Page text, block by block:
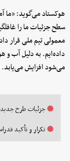
هوکستاد می‌گوید: «ما
سطح جزئیات ما را
معمولی تیم ملی قرار
داده‌ایم. به دلیل آب‌ و
می‌شود افزایش
جزئیات طرح جدید
تکرار و تأکید